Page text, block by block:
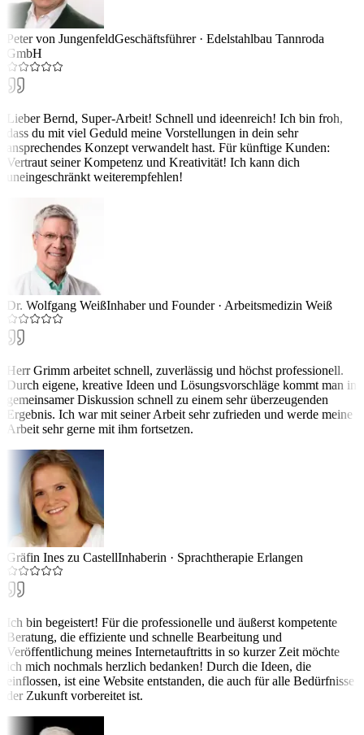
Peter von JungenfeldGeschäftsführer· Edelstahlbau Tannroda
GmbH
Lieber Bernd, Super-Arbeit! Schnell und ideenreich! Ich bin froh,
dass du mit viel Geduld meine Vorstellungen in dein sehr
ansprechendes Konzept verwandelt hast. Für künftige Kunden:
Vertraut seiner Kompetenz und Kreativität! Ich kann dich
uneingeschränkt weiterempfehlen!
Dr. Wolfgang WeißInhaber und Founder· Arbeitsmedizin Weiß
Herr Grimm arbeitet schnell, zuverlässig und höchst professionell.
Durch eigene, kreative Ideen und Lösungsvorschläge kommt man in
gemeinsamer Diskussion schnell zu einem sehr überzeugenden
Ergebnis. Ich war mit seiner Arbeit sehr zufrieden und werde meine
Arbeit sehr gerne mit ihm fortsetzen.
Gräfin Ines zu CastellInhaberin · Sprachtherapie Erlangen
Ich bin begeistert! Für die professionelle und äußerst kompetente
Beratung, die effiziente und schnelle Bearbeitung und
Veröffentlichung meines Internetauftritts in so kurzer Zeit möchte
ich mich nochmals herzlich bedanken! Durch die Ideen, die
einflossen, ist eine Website entstanden, die auch für alle Bedürfnisse
der Zukunft vorbereitet ist.